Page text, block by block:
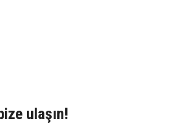
ulaşın!